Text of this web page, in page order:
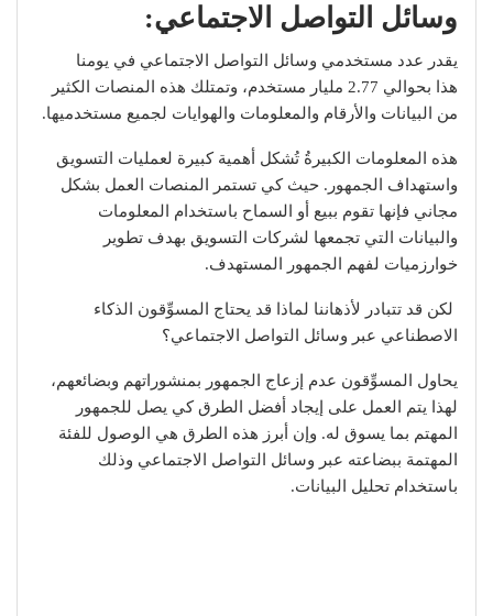
وسائل التواصل الاجتماعي:
يقدر عدد مستخدمي وسائل التواصل الاجتماعي في يومنا
هذا بحوالي 2.77 مليار مستخدم، وتمتلك هذه المنصات الكثير
من البيانات والأرقام والمعلومات والهوايات لجميع مستخدميها.
هذه المعلومات الكبيرةُ تُشكل أهمية كبيرة لعمليات التسويق
واستهداف الجمهور. حيث كي تستمر المنصات العمل بشكل
مجاني فإنها تقوم ببيع أو السماح باستخدام المعلومات
والبيانات التي تجمعها لشركات التسويق بهدف تطوير
خوارزميات لفهم الجمهور المستهدف.
لكن قد تتبادر لأذهاننا لماذا قد يحتاج المسوِّقون الذكاء
الاصطناعي عبر وسائل التواصل الاجتماعي؟
يحاول المسوِّقون عدم إزعاج الجمهور بمنشوراتهم وبضائعهم،
لهذا يتم العمل على إيجاد أفضل الطرق كي يصل للجمهور
المهتم بما يسوق له. وإن أبرز هذه الطرق هي الوصول للفئة
المهتمة ببضاعته عبر وسائل التواصل الاجتماعي وذلك
باستخدام تحليل البيانات.